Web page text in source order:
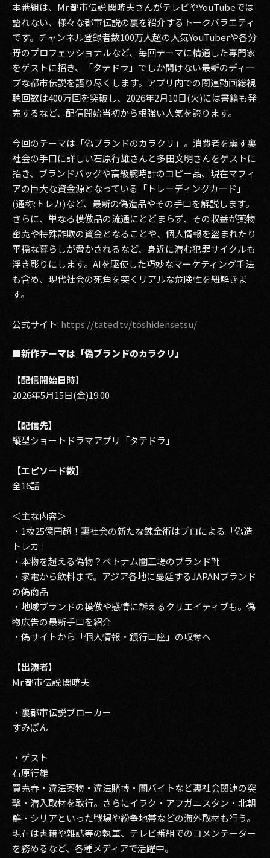
2021
2020
2019
2018
2017
2016
2015
2014
2013
2012
2011
2009
本番組は、Mr.都市伝説 関暁夫さんがテレビやYouTubeでは
語れない、様々な都市伝説の裏を紹介するトークバラエティ
です。チャンネル登録者数100万人超の人気YouTuberや各分
野のプロフェッショナルなど、毎回テーマに精通した専門家
をゲストに招き、「タテドラ」でしか聞けない最新のディー
プな都市伝説を語り尽くします。アプリ内での関連動画総視
聴回数は400万回を突破し、2026年2月10日(火)には書籍も発
売するなど、配信開始当初から根強い人気を誇ります。
今回のテーマは「偽ブランドのカラクリ」。消費者を騙す裏
社会の手口に詳しい石原行雄さんと多田文明さんをゲストに
招き、ブランドバッグや高級腕時計のコピー品、現在マフィ
アの巨大な資金源となっている「トレーディングカード」
(通称:トレカ)など、最新の偽造品やその手口を解説します。
さらに、単なる模倣品の流通にとどまらず、その収益が薬物
密売や特殊詐欺の資金となることや、個人情報を盗まれたり
平穏な暮らしが脅かされるなど、身近に潜む犯罪サイクルも
浮き彫りにします。AIを駆使した巧妙なマーケティング手法
も含め、現代社会の死角を突くリアルな危険性を紐解きま
す。
公式サイト: https://tated.tv/toshidensetsu/
■新作テーマは「偽ブランドのカラクリ」
【配信開始日時】
2026年5月15日(金)19:00
【配信先】
縦型ショートドラマアプリ「タテドラ」
【エピソード数】
全16話
＜主な内容＞
・1枚25億円超！裏社会の新たな錬金術はプロによる「偽造
トレカ」
・本物を超える偽物？ベトナム闇工場のブランド靴
・家電から飲料まで。アジア各地に蔓延するJAPANブランド
の偽商品
・地域ブランドの模倣や感情に訴えるクリエイティブも。偽
物広告の最新手口を紹介
・偽サイトから「個人情報・銀行口座」の収奪へ
【出演者】
Mr.都市伝説 関暁夫
・裏都市伝説ブローカー
すみぽん
・ゲスト
石原行雄
買売春・違法薬物・違法賭博・闇バイトなど裏社会関連の突
撃・潜入取材を敢行。さらにイラク・アフガニスタン・北朝
鮮・シリアといった戦場や紛争地帯などの海外取材も行う。
現在は書籍や雑誌等の執筆、テレビ番組でのコメンテーター
を務めるなど、各種メディアで活躍中。